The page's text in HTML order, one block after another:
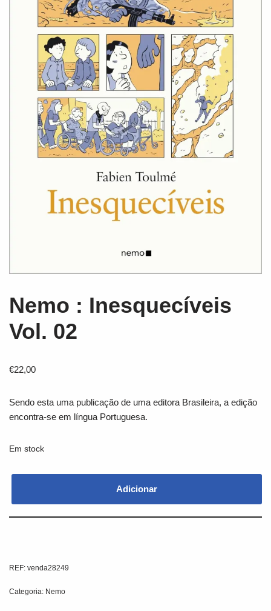
Nemo : Inesquecíveis
Vol. 02
€22,00
Sendo esta uma publicação de uma editora Brasileira, a edição
encontra-se em língua Portuguesa.
Em stock
Adicionar
REF: venda28249
Categoria: Nemo